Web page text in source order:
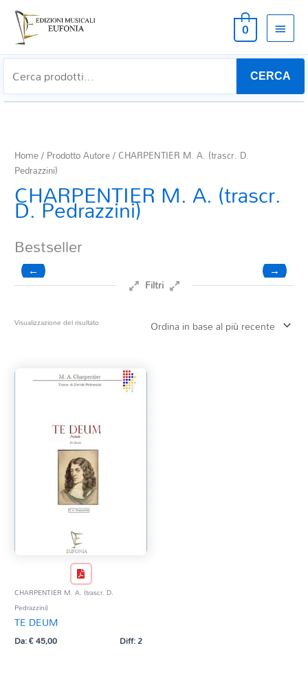
0
CERCA
Home/ Prodotto Autore / CHARPENTIER M. A. (trascr. D.
Pedrazzini)
CHARPENTIER M. A. (trascr.
D. Pedrazzini)
Bestseller
← →
Filtri
Clarinetto basso
Composizioni originali
QR base
QR esecuzione
Trascrizioni e Arrangiamenti
Visualizzazione del risultato
CHARPENTIER M. A. (trascr. D.
Pedrazzini)
TE DEUM
Da:€45,00 Diff: 2